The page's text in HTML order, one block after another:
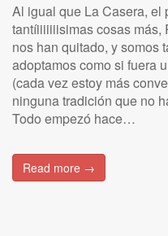
Al igual que La Casera, el
tantíiiiiiiisimas cosas más,
nos han quitado, y somos
adoptamos como si fuera
(cada vez estoy más
ninguna tradición que no
Todo empezó hace…
Read more →